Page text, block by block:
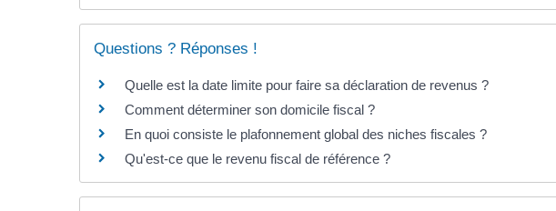
Questions ? Réponses !
Quelle est la date limite pour faire sa déclaration de revenus ?
Comment déterminer son domicile fiscal ?
En quoi consiste le plafonnement global des niches fiscales ?
Qu'est-ce que le revenu fiscal de référence ?